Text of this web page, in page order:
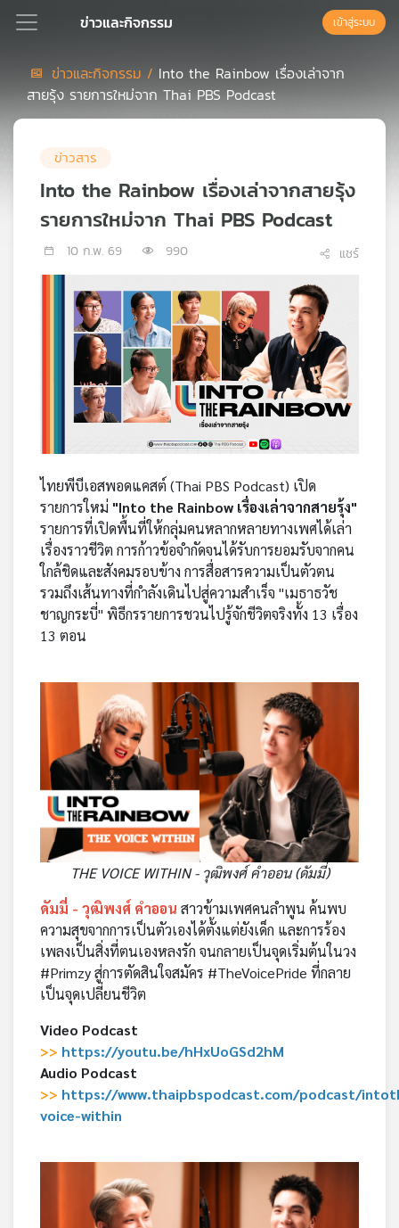
Podcast
แนะนำ
เพลง
บทความ
กิจกรรม
แผนที่
เข้าสู่ระบบ
ข่าวและกิจกรรม
ข่าวและกิจกรรม / Into the Rainbow เรื่องเล่าจาก
สายรุ้ง รายการใหม่จาก Thai PBS Podcast
ข่าวสาร
Into the Rainbow เรื่องเล่าจากสายรุ้ง
รายการใหม่จาก Thai PBS Podcast
10 ก.พ. 69 990 แชร์
ไทยพีบีเอสพอดแคสต์ (Thai PBS Podcast) เปิด
รายการใหม่ "Into the Rainbow เรื่องเล่าจากสายรุ้ง"
รายการที่เปิดพื้นที่ให้กลุ่มคนหลากหลายทางเพศได้เล่า
เรื่องราวชีวิต การก้าวข้อจำกัดจนได้รับการยอมรับจากคน
ใกล้ชิดและสังคมรอบข้าง การสื่อสารความเป็นตัวตน
รวมถึงเส้นทางที่กำลังเดินไปสู่ความสำเร็จ "เมธาธวัช
ชาญกระบี่" พิธีกรรายการชวนไปรู้จักชีวิตจริงทั้ง 13 เรื่อง
13 ตอน
THE VOICE WITHIN - วุฒิพงศ์ คำออน (ดัมมี่)
ดัมมี่ - วุฒิพงศ์ คำออน สาวข้ามเพศคนลำพูน ค้นพบ
ความสุขจากการเป็นตัวเองได้ตั้งแต่ยังเด็ก และการร้อง
เพลงเป็นสิ่งที่ตนเองหลงรัก จนกลายเป็นจุดเริ่มต้นในวง
#Primzy สู่การตัดสินใจสมัคร #TheVoicePride ที่กลาย
เป็นจุดเปลี่ยนชีวิต
Video Podcast
>> https://youtu.be/hHxUoGSd2hM
Audio Podcast
>> https://www.thaipbspodcast.com/podcast/
voice-within